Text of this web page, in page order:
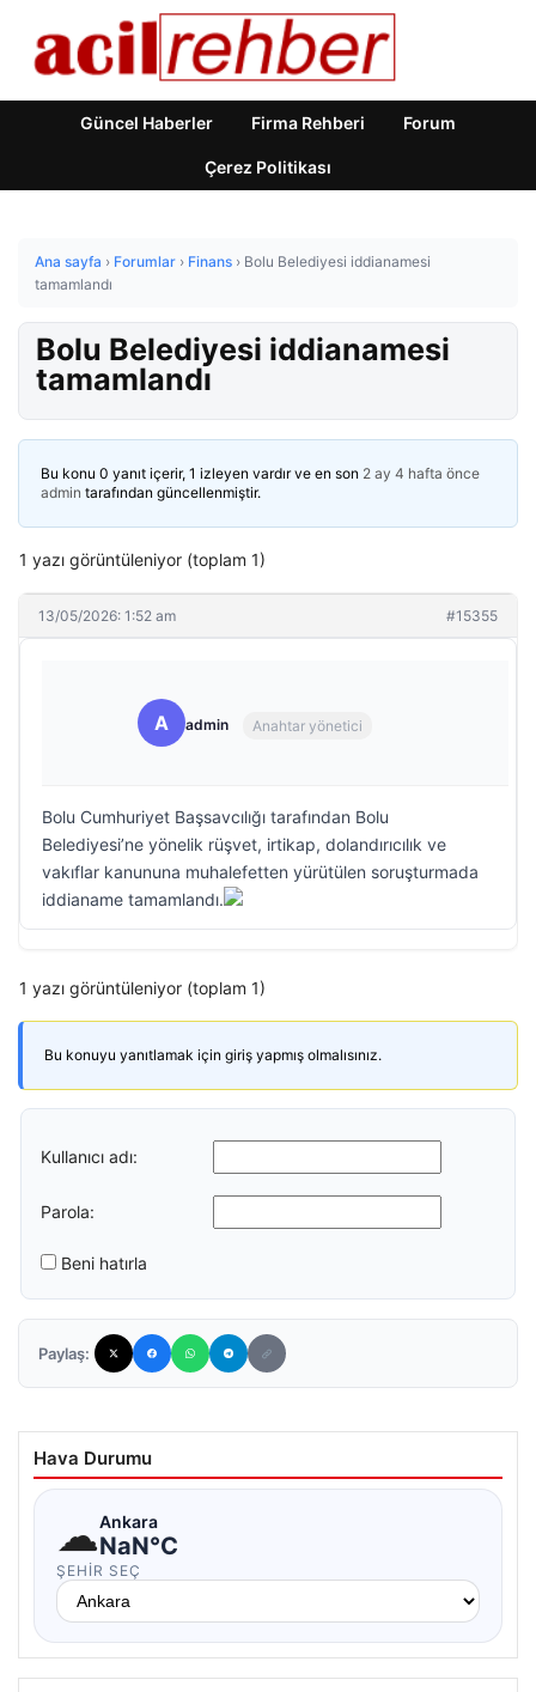
Güncel Haberler Firma Rehberi Forum
Çerez Politikası
Ana sayfa › Forumlar › Finans › Bolu Belediyesi iddianamesi
tamamlandı
Bolu Belediyesi iddianamesi
tamamlandı
Bu konu 0 yanıt içerir, 1 izleyen vardır ve en son 2 ay 4 hafta önce
admin tarafından güncellenmiştir.
1 yazı görüntüleniyor (toplam 1)
13/05/2026: 1:52 am #15355
A admin Anahtar yönetici
Bolu Cumhuriyet Başsavcılığı tarafından Bolu
Belediyesi’ne yönelik rüşvet, irtikap, dolandırıcılık ve
vakıflar kanununa muhalefetten yürütülen soruşturmada
iddianame tamamlandı.
1 yazı görüntüleniyor (toplam 1)
Bu konuyu yanıtlamak için giriş yapmış olmalısınız.
Kullanıcı adı:
Parola:
Beni hatırla
Paylaş:
Hava Durumu
☁Ankara
NaN°C
ŞEHIR SEÇ